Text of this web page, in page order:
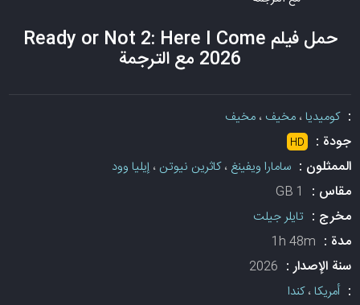
حمل فيلم Ready or Not 2: Here I Come
2026 مع الترجمة
:كوميديا،مخيف ،مخيف
جودة : HD
الممثلون :سامارا ويفينغ ،كاثرين نيوتن ،إيليا وود
مقاس : 1 GB
مخرج : تايلر جيلت
مدة : 1h 48m
سنة الإصدار : 2026
:أمريكا،كندا